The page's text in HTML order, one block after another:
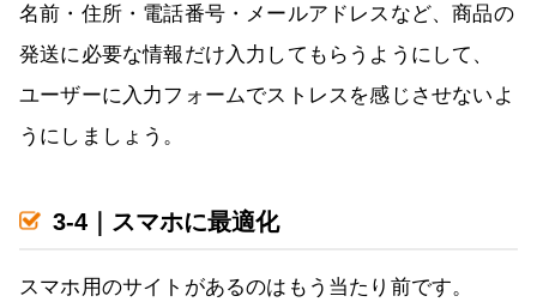
名前・住所・電話番号・メールアドレスなど、商品の
発送に必要な情報だけ入力してもらうようにして、
ユーザーに入力フォームでストレスを感じさせないよ
うにしましょう。
3-4｜スマホに最適化
スマホ用のサイトがあるのはもう当たり前です。